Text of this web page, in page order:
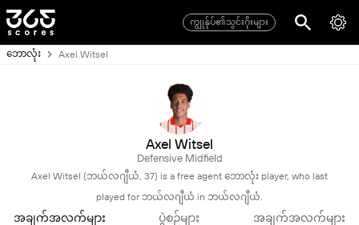
ကျွုန်ုပ်၏သွင်းဂိုးများ
ဘောလုံး Axel Witsel
Axel Witsel
Defensive Midfield
Axel Witsel (ဘယ်လဂျီယံ, 37) is a free agent ဘောလုံး player, who last
played for ဘယ်လဂျီယံ in ဘယ်လဂျီယံ.
အချက်အလက်များ ပွဲစဉ်များ အချက်အလက်များ